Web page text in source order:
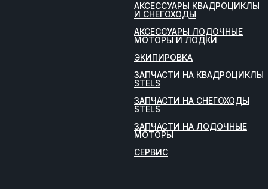
АКСЕССУАРЫ КВАДРОЦИКЛЫ
И СНЕГОХОДЫ
АКСЕССУАРЫ ЛОДОЧНЫЕ
МОТОРЫ И ЛОДКИ
ЭКИПИРОВКА
ЗАПЧАСТИ НА КВАДРОЦИКЛЫ
STELS
ЗАПЧАСТИ НА СНЕГОХОДЫ
STELS
ЗАПЧАСТИ НА ЛОДОЧНЫЕ
МОТОРЫ
СЕРВИС